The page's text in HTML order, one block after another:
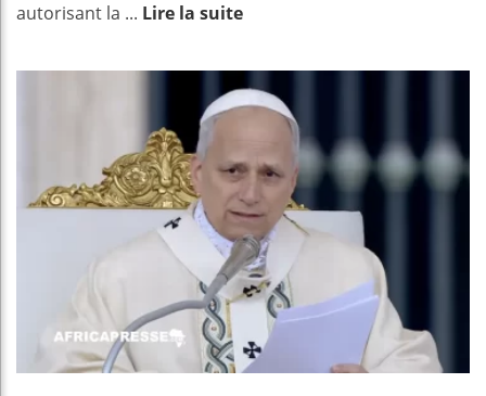
autorisant la ... Lire la suite